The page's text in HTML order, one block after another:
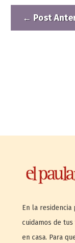
← Post
En la residencia
cuidamos de
en casa. Para